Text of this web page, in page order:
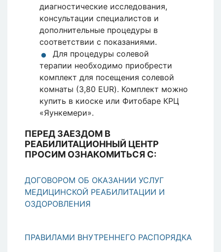
диагностические исследования,
консультации специалистов и
дополнительные процедуры в
соответствии с показаниями.
Для процедуры солевой
терапии необходимо приобрести
комплект для посещения солевой
комнаты (3,80 EUR). Комплект можно
купить в киоске или Фитобаре КРЦ
«Яункемери».
ПЕРЕД ЗАЕЗДОМ В
РЕАБИЛИТАЦИОННЫЙ ЦЕНТР
ПРОСИМ ОЗНАКОМИТЬСЯ С:
ДОГОВОРОМ ОБ ОКАЗАНИИ УСЛУГ
МЕДИЦИНСКОЙ РЕАБИЛИТАЦИИ И
ОЗДОРОВЛЕНИЯ
ПРАВИЛАМИ ВНУТРЕННЕГО РАСПОРЯДКА